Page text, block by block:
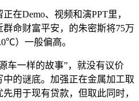
Demo、视频和演PPT里，
命财富平安，的朱密斯将75万
）一般偏高。
一样的故事”，就没有议价
的谜底。加强正在金属加工取
用于现有贷款，但取此同时，